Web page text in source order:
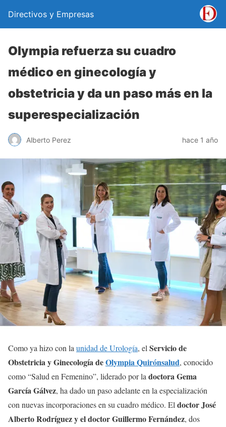
Directivos y Empresas
Olympia refuerza su cuadro
médico en ginecología y
obstetricia y da un paso más en la
superespecialización
Alberto Perez hace 1 año
Como ya hizo con launidad de Urología, elServicio de
Obstetricia y Ginecología deOlympia Quirónsalud, conocido
como “Salud en Femenino”, liderado por ladoctoraGema
García Gálvez, ha dado un paso adelante en la especialización
con nuevas incorporaciones en su cuadro médico. Eldoctor José
Alberto Rodríguez y el doctor Guillermo Fernández, dos